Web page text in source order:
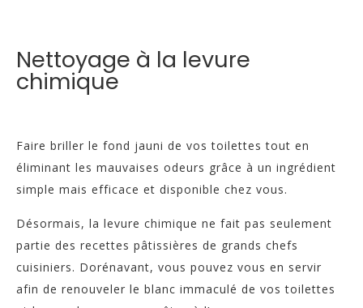
Nettoyage à la levure
chimique
Faire briller le fond jauni de vos toilettes tout en
éliminant les mauvaises odeurs grâce à un ingrédient
simple mais efficace et disponible chez vous.
Désormais, la levure chimique ne fait pas seulement
partie des recettes pâtissières de grands chefs
cuisiniers. Dorénavant, vous pouvez vous en servir
afin de renouveler le blanc immaculé de vos toilettes